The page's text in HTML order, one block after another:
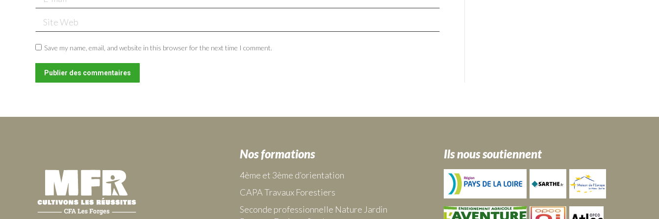
Site Web
Save my name, email, and website in this browser for the next time I comment.
Publier des commentaires
Nos formations
4ème et 3ème d’orientation
CAPA Travaux Forestiers
Seconde professionnelle Nature Jardin
Ils nous soutiennent